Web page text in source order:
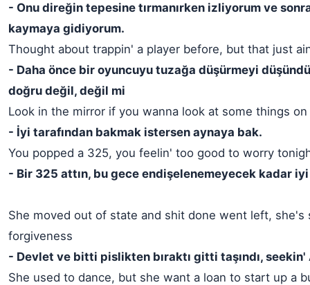
- Onu direğin tepesine tırmanırken izliyorum ve
kaymaya gidiyorum.
Thought about trappin' a player before, but that just
- Daha önce bir oyuncuyu tuzağa düşürmeyi
doğru değil, değil mi
Look in the mirror if you wanna look at some things
- İyi tarafından bakmak istersen aynaya bak.
You popped a 325, you feelin' too good to worry
- Bir 325 attın, bu gece endişelenemeyecek kadar
She moved out of state and shit done went left, she's
forgiveness
- Devlet ve bitti pislikten bıraktı gitti taşındı, seekin'
She used to dance, but she want a loan to start up a